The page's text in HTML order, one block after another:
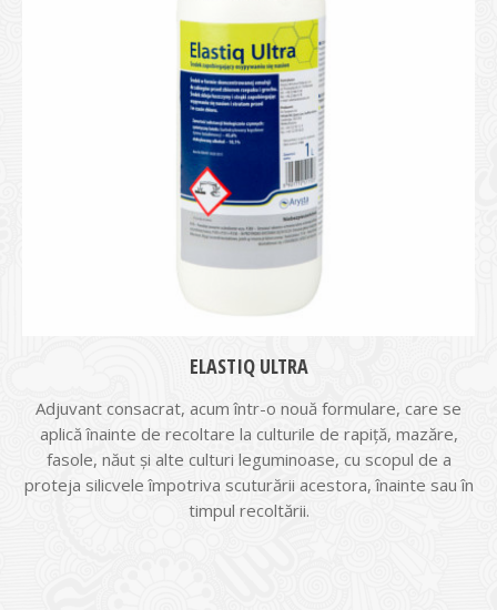
ELASTIQ ULTRA
Adjuvant consacrat, acum într-o nouă formulare, care se
aplică înainte de recoltare la culturile de rapiță, mazăre,
fasole, năut și alte culturi leguminoase, cu scopul de a
proteja silicvele împotriva scuturării acestora, înainte sau în
timpul recoltării.